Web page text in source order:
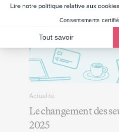
Lire notre politique relative aux cookies
Consentements
Tout savoir
Actualité
Le changement des
2025